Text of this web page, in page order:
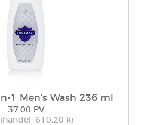
1 Men’s Wash 236 ml
37.00 PV
610,20 kr